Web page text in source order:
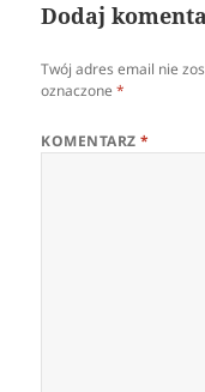
Dodaj
Twój adres email nie
oznaczone*
KOMENTARZ*